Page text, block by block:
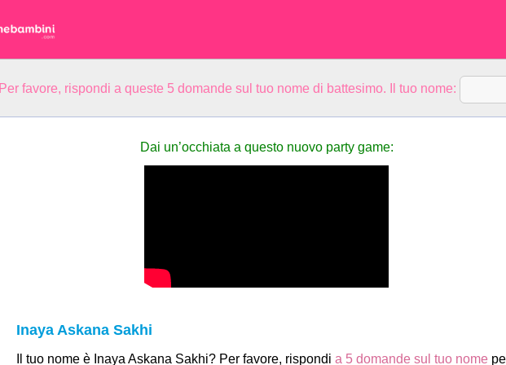
Per favore, rispondi a queste 5 domande sul tuo nome di battesimo. Il tuo nome:
Dai un’occhiata a questo nuovo party game:
Inaya Askana Sakhi
Il tuo nome è Inaya Askana Sakhi? Per favore, rispondi a 5 domande sul tuo nome